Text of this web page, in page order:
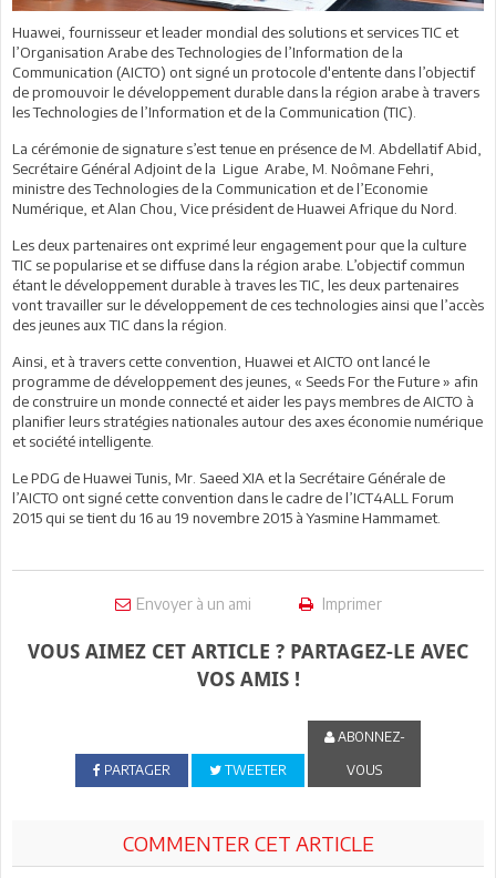
Huawei, fournisseur et leader mondial des solutions et services TIC et
l’Organisation Arabe des Technologies de l’Information de la
Communication (AICTO) ont signé un protocole d'entente dans l’objectif
de promouvoir le développement durable dans la région arabe à travers
les Technologies de l’Information et de la Communication (TIC).
La cérémonie de signature s’est tenue en présence de M. Abdellatif Abid,
Secrétaire Général Adjoint de la Ligue Arabe, M. Noômane Fehri,
ministre des Technologies de la Communication et de l’Economie
Numérique, et Alan Chou, Vice président de Huawei Afrique du Nord.
Les deux partenaires ont exprimé leur engagement pour que la culture
TIC se popularise et se diffuse dans la région arabe. L’objectif commun
étant le développement durable à traves les TIC, les deux partenaires
vont travailler sur le développement de ces technologies ainsi que l’accès
des jeunes aux TIC dans la région.
Ainsi, et à travers cette convention, Huawei et AICTO ont lancé le
programme de développement des jeunes, « Seeds For the Future » afin
de construire un monde connecté et aider les pays membres de AICTO à
planifier leurs stratégies nationales autour des axes économie numérique
et société intelligente.
Le PDG de Huawei Tunis, Mr. Saeed XIA et la Secrétaire Générale de
l’AICTO ont signé cette convention dans le cadre de l’ICT4ALL Forum
2015 qui se tient du 16 au 19 novembre 2015 à Yasmine Hammamet.
Envoyer à un ami Imprimer
VOUS AIMEZ CET ARTICLE ? PARTAGEZ-LE AVEC
VOS AMIS !
PARTAGER TWEETER
ABONNEZ-
VOUS
COMMENTER CET ARTICLE